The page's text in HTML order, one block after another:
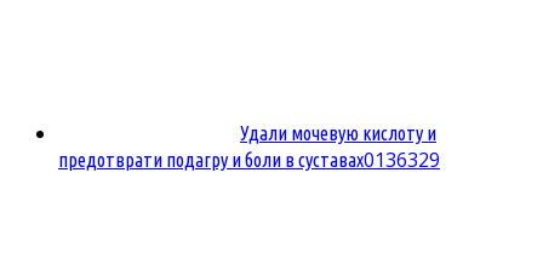
Удали мочевую кислоту и
предотврати подагру и боли в суставах0136329